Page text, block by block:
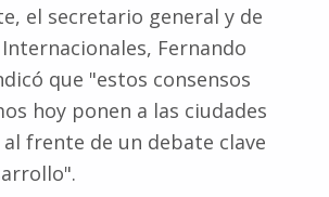
el secretario general y de
Internacionales, Fernando
que "estos consensos
hoy ponen a las ciudades
frente de un debate clave